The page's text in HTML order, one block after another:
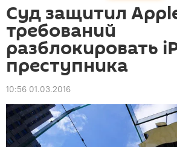
Суд защитил
требований
разблокировать
преступника
10:56 01.03.2016